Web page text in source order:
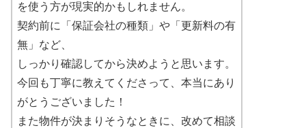
を使う方が現実的かもしれません。
契約前に「保証会社の種類」や「更新料の有
無」など、
しっかり確認してから決めようと思います。
今回も丁寧に教えてくださって、本当にあり
がとうございました！
また物件が決まりそうなときに、改めて相談